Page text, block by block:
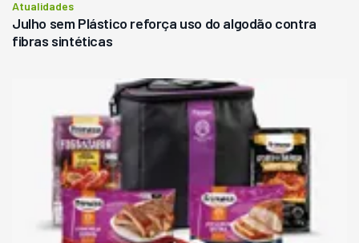
Atualidades
Julho sem Plástico reforça uso do algodão contra
fibras sintéticas